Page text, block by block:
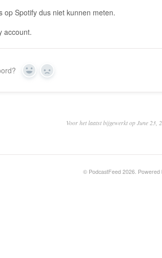
op Spotify dus niet kunnen meten.
account.
Yes No
Voor het laatst bijgewerkt op June 23,
© PodcastFeed 2026. Powered